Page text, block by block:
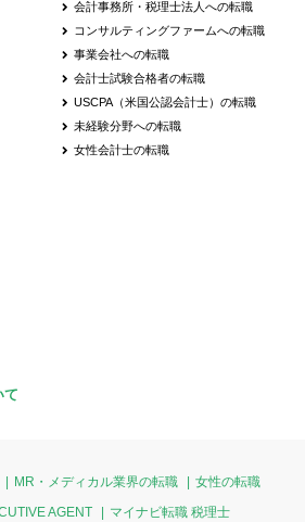
会計事務所・税理士法人への転職
コンサルティングファームへの転職
事業会社への転職
会計士試験合格者の転職
USCPA（米国公認会計士）の転職
未経験分野への転職
女性会計士の転職
て
MR・メディカル業界の転職
女性の転職
AGENT
マイナビ転職 税理士